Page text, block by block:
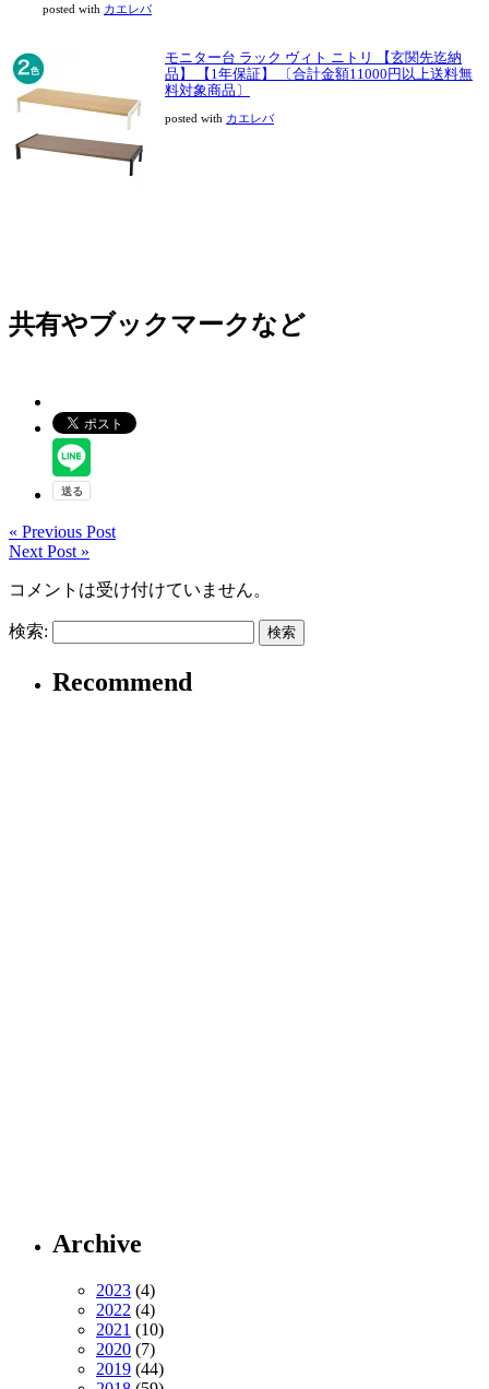
posted with カエレバ
モニター台 ラック ヴィト ニトリ 【玄関先迄納
品】 【1年保証】 〔合計金額11000円以上送料無
料対象商品〕
posted with カエレバ
共有やブックマークなど
« Previous Post
Next Post »
コメントは受け付けていません。
検索:
Recommend
Archive
2023 (4)
2022 (4)
2021 (10)
2020 (7)
2019 (44)